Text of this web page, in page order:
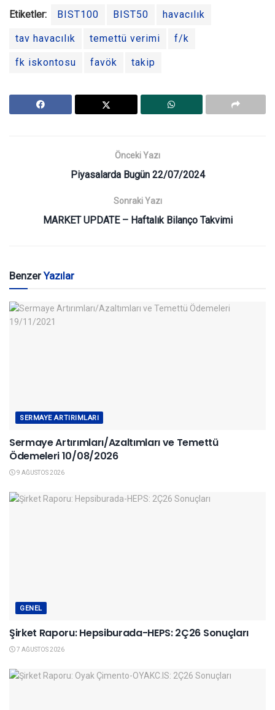
Etiketler: BIST100 BIST50 havacılık
tav havacılık temettü verimi f/k
fk iskontosu favök takip
Önceki Yazı
Piyasalarda Bugün 22/07/2024
Sonraki Yazı
MARKET UPDATE – Haftalık Bilanço Takvimi
BenzerYazılar
SERMAYE ARTIRIMLARI
Sermaye Artırımları/Azaltımları ve Temettü
Ödemeleri 10/08/2026
9 AĞUSTOS 2026
GENEL
Şirket Raporu: Hepsiburada-HEPS: 2Ç26 Sonuçları
7 AĞUSTOS 2026